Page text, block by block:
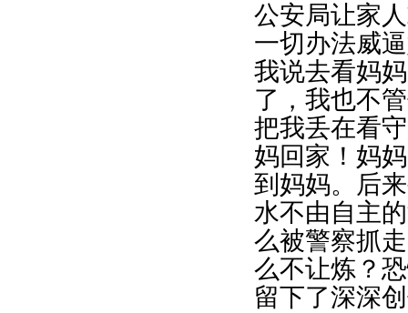
公安局让家
一切办法威
我说去看妈
了，我也不
把我丢在看
妈回家！妈
到妈妈。后
水不由自主
么被警察抓
么不让炼？
留下了深深